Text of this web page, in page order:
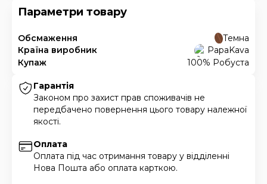
Параметри товару
Обсмаження
Темна
Країна виробник
PapaKava
Купаж
100% Робуста
Гарантія
Законом про захист прав споживачів не
передбачено повернення цього товару належної
якості.
Оплата
Оплата під час отримання товару у відділенні
Нова Пошта або оплата карткою.